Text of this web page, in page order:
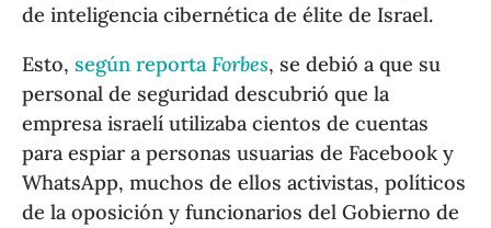
de inteligencia cibernética de élite de Israel.
Esto, según reportaForbes, se debió a que su
personal de seguridad descubrió que la
empresa israelí utilizaba cientos de cuentas
para espiar a personas usuarias de Facebook y
WhatsApp, muchos de ellos activistas, políticos
de la oposición y funcionarios del Gobierno de